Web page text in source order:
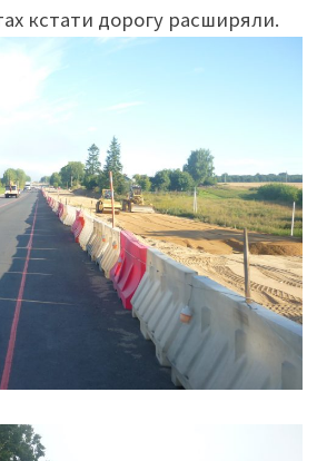
кстати дорогу расширяли.